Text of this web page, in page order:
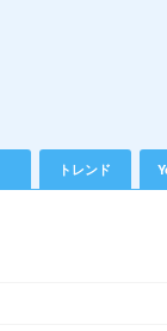
トレンド